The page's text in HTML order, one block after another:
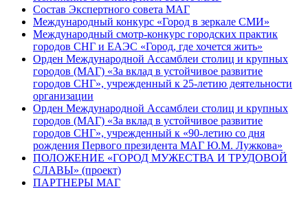
Состав Экспертного совета МАГ
Международный конкурс «Город в зеркале СМИ»
Международный смотр-конкурс городских практик
городов СНГ и ЕАЭС «Город, где хочется жить»
Орден Международной Ассамблеи столиц и крупных
городов (МАГ) «За вклад в устойчивое развитие
городов СНГ», учрежденный к 25-летию деятельности
организации
Орден Международной Ассамблеи столиц и крупных
городов (МАГ) «За вклад в устойчивое развитие
городов СНГ», учрежденный к «90-летию со дня
рождения Первого президента МАГ Ю.М. Лужкова»
ПОЛОЖЕНИЕ «ГОРОД МУЖЕСТВА И ТРУДОВОЙ
СЛАВЫ» (проект)
ПАРТНЕРЫ МАГ